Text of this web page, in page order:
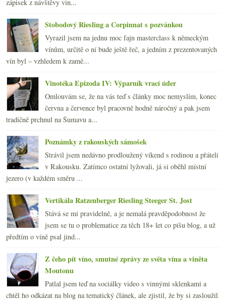
zápisek z návštěvy vin...
Stobodový Riesling a Corpinnat s pozvánkou
Vyrazil jsem na jednu moc fajn masterclass k německým
vínům, určitě o ní bude ještě řeč, a jedním z prezentovaných
vín byl – vzhledem k zamě...
Vinotéka Epizoda IV: Výparník vrací úder
Omlouvám se, že na vás teď s články moc nemyslím, konec
června a července byl pracovně hodně náročný a pak jsem
tradičně prchnul na Šumavu a...
Poznámky z rakouských sámošek
Strávil jsem nedávno prodloužený víkend s rodinou a přáteli
v Rakousku. Zatímco ostatní lyžovali, já si oběhl místní
jezero (v každém směru ...
Vertikála Ratzenberger Riesling Steeger St. Jost
Stává se mi pravidelně, a je nemalá pravděpodobnost že
jsem se tu o problematice za těch 18+ let co píšu blog, a už
předtím o víně psal jind...
Z čeho pít víno, smutné zprávy ze světa vína a viněta
Moutonu
Patlal jsem teď na sociálky video s vinnými sklenkami a
chtěl ho odkázat na blog na tematický článek, ale zjistil, že by si zasloužil